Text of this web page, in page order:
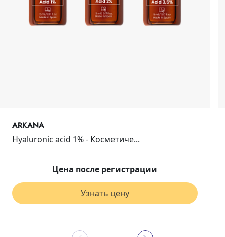
ARKANA
Hyaluronic acid 1% - Косметиче...
Цена после регистрации
Узнать цену